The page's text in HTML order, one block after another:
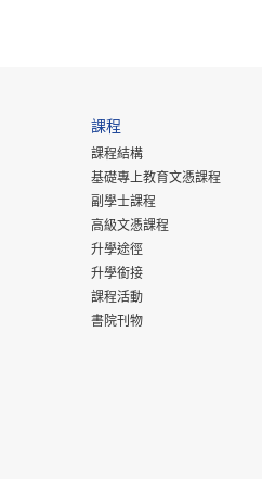
課程
課程結構
基礎專上教育文憑課程
副學士課程
高級文憑課程
升學途徑
升學銜接
課程活動
書院刊物